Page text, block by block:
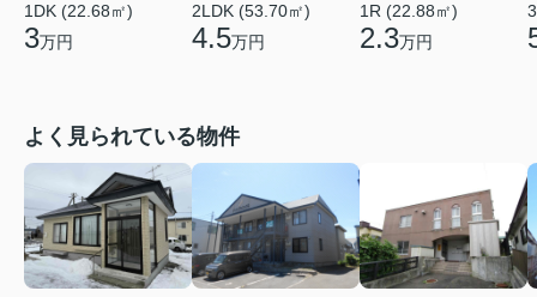
1DK (22.68㎡)
3万円
2LDK (53.70㎡)
4.5万円
1R (22.88㎡)
2.3万円
よく見られている物件